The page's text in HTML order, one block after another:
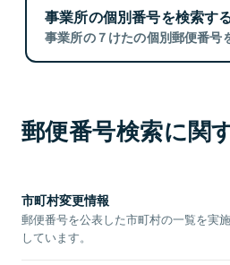
事業所の個別番号を検索す
事業所の７けたの個別郵便番号
郵便番号検索に関
市町村変更情報
郵便番号を公表した市町村の一覧を実
しています。